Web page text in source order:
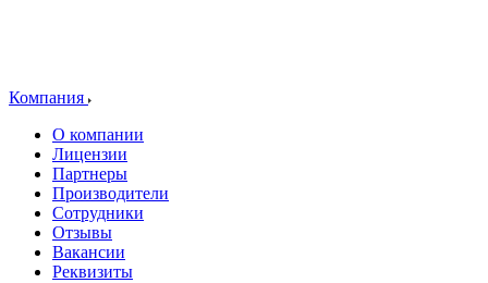
Компания
О компании
Лицензии
Партнеры
Производители
Сотрудники
Отзывы
Вакансии
Реквизиты